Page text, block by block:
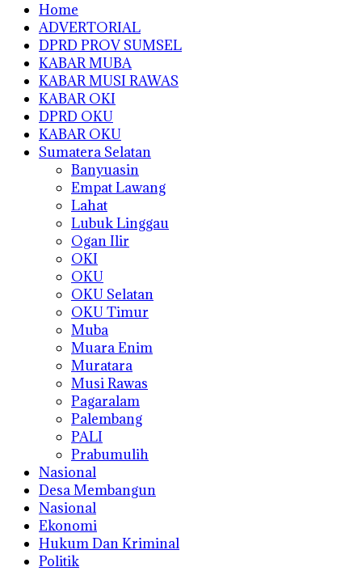
Home
ADVERTORIAL
DPRD PROV SUMSEL
KABAR MUBA
KABAR MUSI RAWAS
KABAR OKI
DPRD OKU
KABAR OKU
Sumatera Selatan
Banyuasin
Empat Lawang
Lahat
Lubuk Linggau
Ogan Ilir
OKI
OKU
OKU Selatan
OKU Timur
Muba
Muara Enim
Muratara
Musi Rawas
Pagaralam
Palembang
PALI
Prabumulih
Nasional
Desa Membangun
Nasional
Ekonomi
Hukum Dan Kriminal
Politik